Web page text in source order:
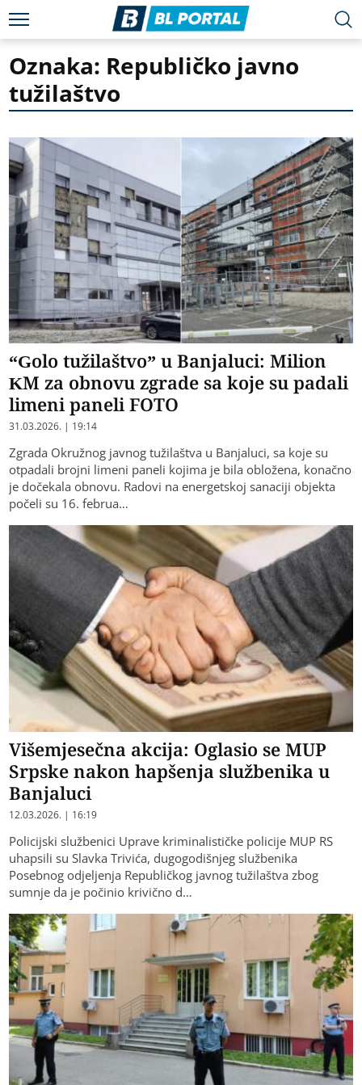
Oznaka: Republičko javno
tužilaštvo
“Golo tužilaštvo” u Banjaluci: Milion
KM za obnovu zgrade sa koje su padali
limeni paneli FOTO
31.03.2026. | 19:14
Zgrada Okružnog javnog tužilaštva u Banjaluci, sa koje su
otpadali brojni limeni paneli kojima je bila obložena, konačno
je dočekala obnovu. Radovi na energetskoj sanaciji objekta
počeli su 16. februa…
Višemjesečna akcija: Oglasio se MUP
Srpske nakon hapšenja službenika u
Banjaluci
12.03.2026. | 16:19
Policijski službenici Uprave kriminalističke policije MUP RS
uhapsili su Slavka Trivića, dugogodišnjeg službenika
Posebnog odjeljenja Republičkog javnog tužilaštva zbog
sumnje da je počinio krivično d…